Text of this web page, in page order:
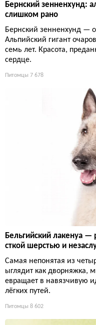
Бернский зенненхунд:
слишком рано
Бернский зенненхунд —
Альпийский гигант
семь лет. Красота,
сердце.
Питомцы 7 678
Бельгийский лакенуа —
сткой шерстью и
Самая непонятая из
ыглядит как дворняжка,
евращает в навязчивую
лёгких путей.
Питомцы 8 602